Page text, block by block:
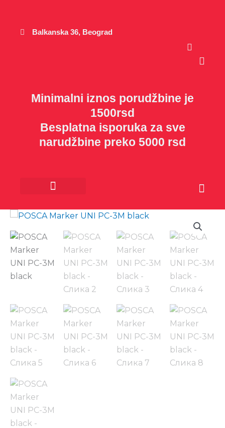
садржајBalkanska 36, Beograd
Cart
Minimalni iznos porudžbine je
1500rsd
Besplatna isporuka za sve
narudžbine preko 5000 rsd
Cart